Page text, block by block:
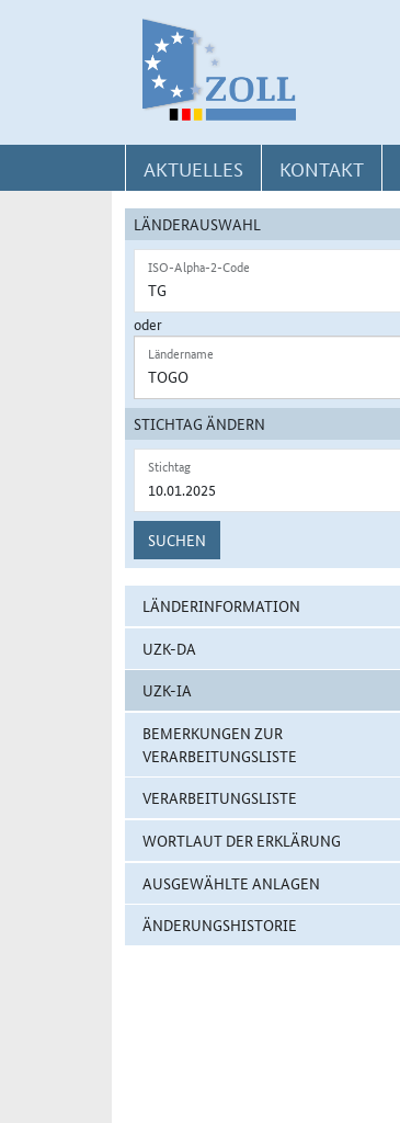
AKTUELLES KONTAKT
LÄNDERAUSWAHL
ISO-Alpha-2-Code
oder
Ländername
STICHTAG ÄNDERN
Stichtag
SUCHEN
LÄNDERINFORMATION
UZK-DA
UZK-IA
BEMERKUNGEN ZUR
VERARBEITUNGSLISTE
VERARBEITUNGSLISTE
WORTLAUT DER ERKLÄRUNG
AUSGEWÄHLTE ANLAGEN
ÄNDERUNGSHISTORIE